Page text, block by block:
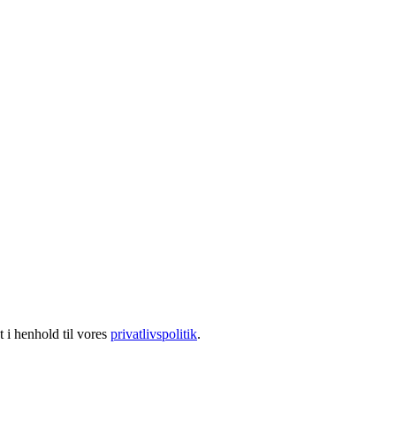
i henhold til vores privatlivspolitik.